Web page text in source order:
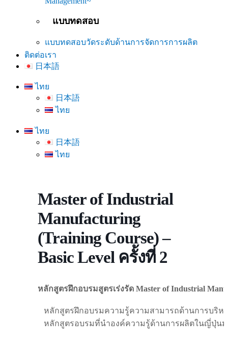
แบบทดสอบ
แบบทดสอบวัดระดับด้านการจัดการการผลิต
ติดต่อเรา
日本語
ไทย
日本語
ไทย
ไทย
日本語
ไทย
Master of Industrial
Manufacturing
(Training Course) –
Basic Level ครั้งที่ 2
หลักสูตรฝึกอบรมสูตรเร่งรัด Master of Industrial
หลักสูตรฝึกอบรมความรู้ความสามารถด้านการบริหาร